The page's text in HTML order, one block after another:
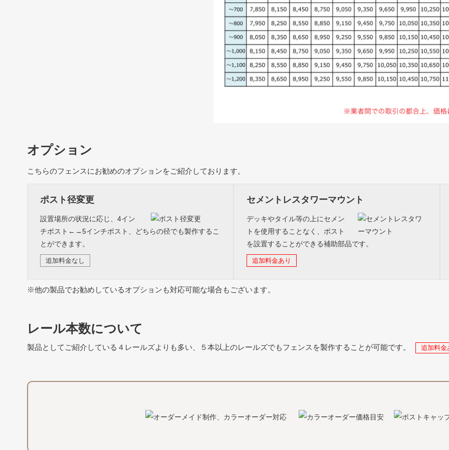
オプション
こちらのフェンスにお勧めのオプションをご紹介しております。
ポスト径変更
設置場所の状況に応じ、4イン
チポスト←→5インチポスト、どちらの径でも製作するこ
とができます。
追加料金なし
セメントレスタワーマウント
デッキやタイル等の上にセメン
トを使用することなく、ポスト
を設置することができる補助部品です。
追加料金あり
※他の製品でお勧めしているオプションも対応可能な場合もございます。
レール本数について
製品としてご紹介している４レールズよりも多い、５本以上のレールズでもフェンスを製作することが可能です。 追加料金